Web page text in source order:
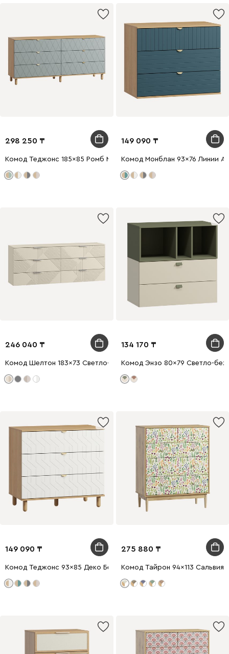
298 250
Комод Теджонс 185x85 Ромб Мятный
149 090
Комод Монблан 93x76 Линии
246 040
Комод Шелтон 183x73 Светло-бежевый
134 170
Комод Энзо 80x79 Светло-
149 090
Комод Теджонс 93x85 Деко Белый
275 880
Комод Тайрон 94x113 Сальвия